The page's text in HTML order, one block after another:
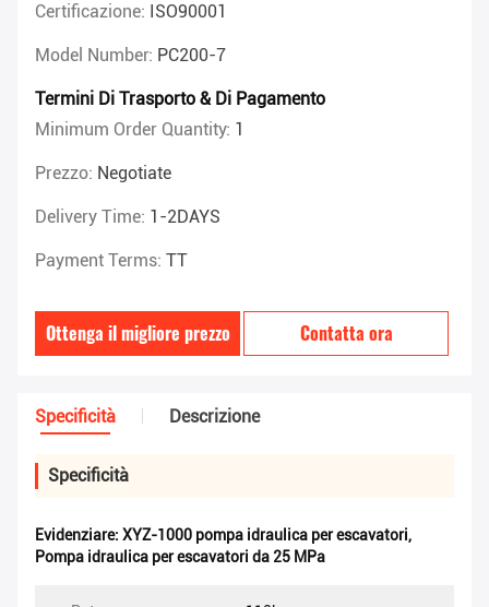
Certificazione: ISO90001
Model Number: PC200-7
Termini Di Trasporto & Di Pagamento
Minimum Order Quantity: 1
Prezzo: Negotiate
Delivery Time: 1-2DAYS
Payment Terms: TT
Ottenga il migliore prezzo Contatta ora
Specificità Descrizione
Specificità
Evidenziare: XYZ-1000 pompa idraulica per escavatori,
Pompa idraulica per escavatori da 25 MPa